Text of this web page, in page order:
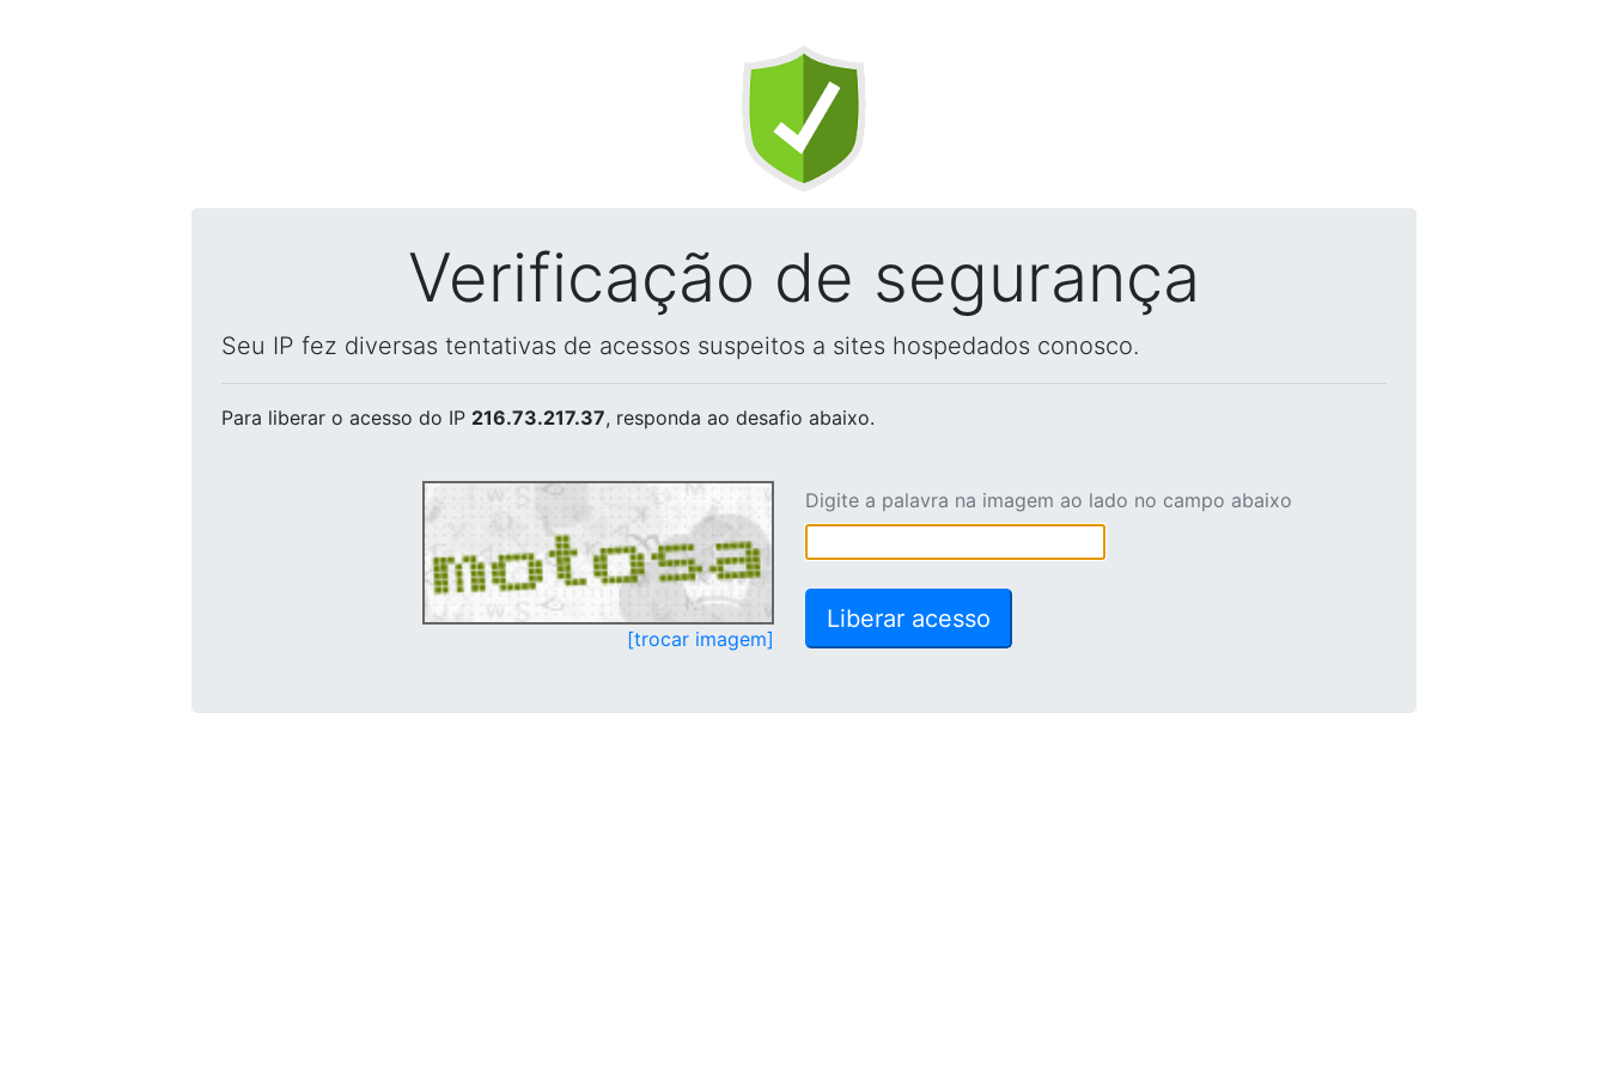
Verificação de segurança
Seu IP fez diversas tentativas de acessos suspeitos a sites hospedados conosco.
Para liberar o acesso do IP 216.73.217.37, responda ao desafio abaixo.
[trocar imagem]
Digite a palavra na imagem ao lado no campo abaixo